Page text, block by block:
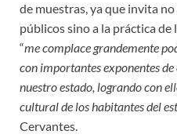
de muestras, ya que invita
públicos sino a la práctica de
“me complace grandemente
con importantes exponentes
nuestro estado, logrando con
cultural de los habitantes del
Cervantes.